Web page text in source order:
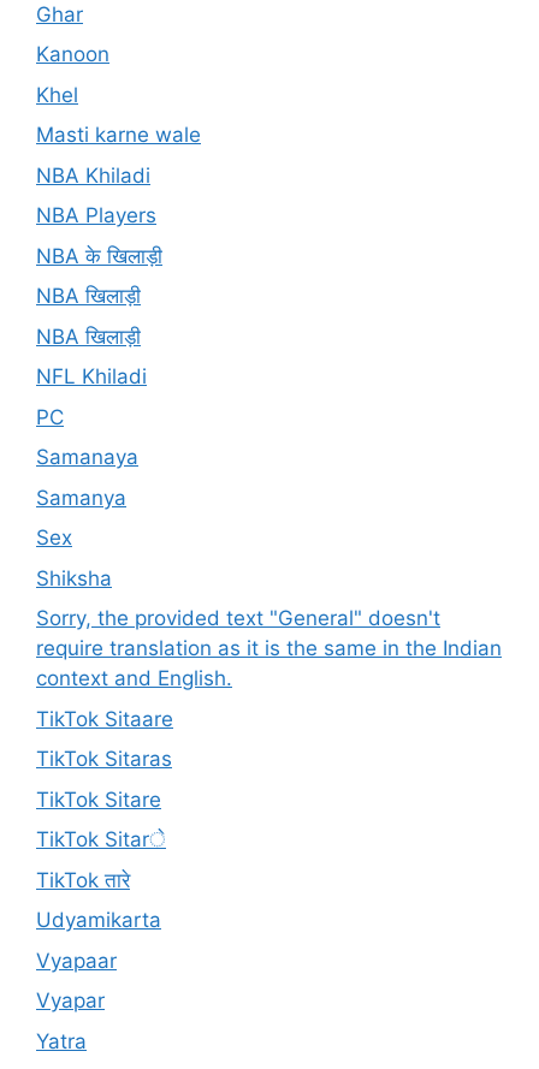
Ghar
Kanoon
Khel
Masti karne wale
NBA Khiladi
NBA Players
NBA के खिलाड़ी
NBA खिलाड़ी
NBA खिलाड़ी
NFL Khiladi
PC
Samanaya
Samanya
Sex
Shiksha
Sorry, the provided text "General" doesn't
require translation as it is the same in the Indian
context and English.
TikTok Sitaare
TikTok Sitaras
TikTok Sitare
TikTok Sitarे
TikTok तारे
Udyamikarta
Vyapaar
Vyapar
Yatra